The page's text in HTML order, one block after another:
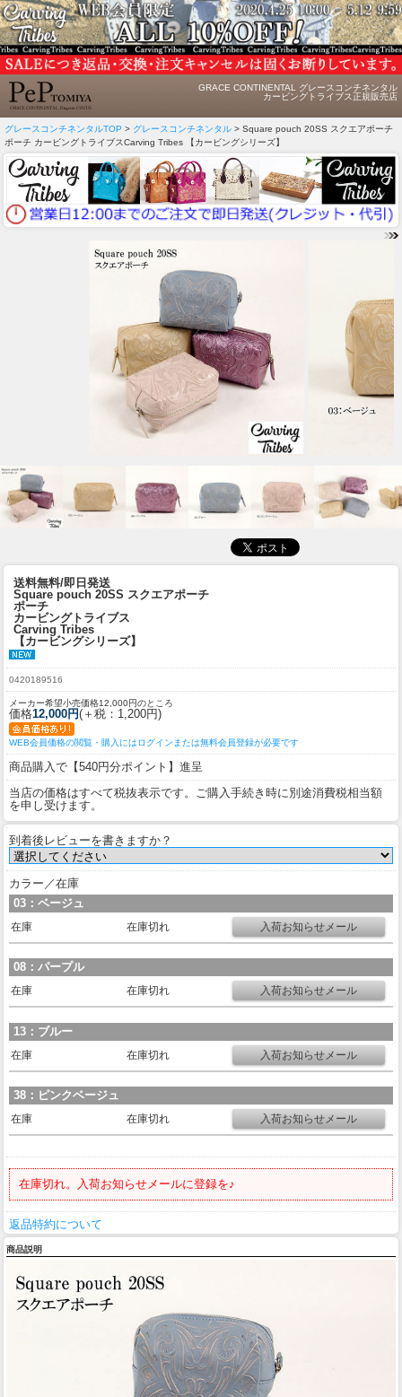
GRACE CONTINENTAL グレースコンチネンタル
カービングトライブス正規販売店
グレースコンチネンタルTOP > グレースコンチネンタル > Square pouch 20SS スクエアポーチ
ポーチ カービングトライブスCarving Tribes 【カービングシリーズ】
送料無料/即日発送
Square pouch 20SS スクエアポーチ
ポーチ
カービングトライブス
Carving Tribes
【カービングシリーズ】
0420189516
メーカー希望小売価格12,000円のところ
価格12,000円(＋税：1,200円)
WEB会員価格の閲覧・購入にはログインまたは無料会員登録が必要です
商品購入で【540円分ポイント】進呈
当店の価格はすべて税抜表示です。ご購入手続き時に別途消費税相当額
を申し受けます。
到着後レビューを書きますか？
カラー／在庫
03：ベージュ
在庫 在庫切れ
08：パープル
在庫 在庫切れ
13：ブルー
在庫 在庫切れ
38：ピンクベージュ
在庫 在庫切れ
在庫切れ。入荷お知らせメールに登録を♪
返品特約について
商品説明